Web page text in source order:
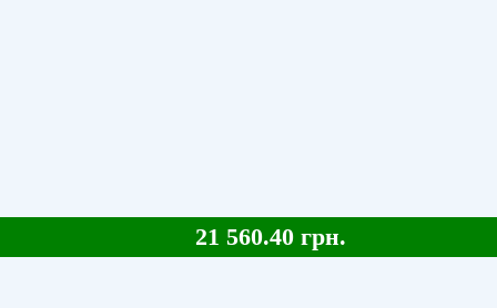
21 560.40 грн.